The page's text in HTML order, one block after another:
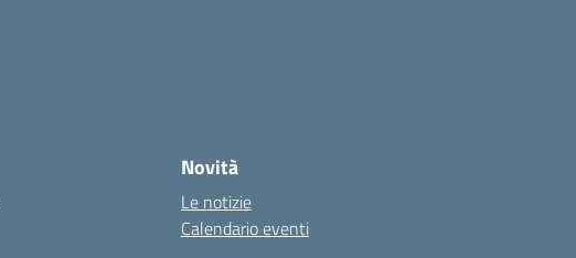
Novità
Le notizie
Calendario eventi